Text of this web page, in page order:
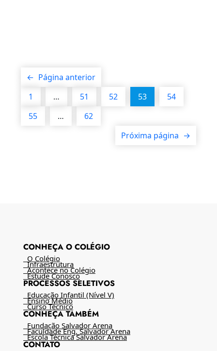
← Página anterior
1
… 51 52 53
54
55
…
62
Próxima página →
CONHEÇA O COLÉGIO
O Colégio
Infraestrutura
Acontece no Colégio
Estude Conosco
PROCESSOS SELETIVOS
Educação Infantil (Nível V)
Ensino Médio
Curso Técnico
CONHEÇA TAMBÉM
Fundação Salvador Arena
Faculdade Eng. Salvador Arena
Escola Técnica Salvador Arena
CONTATO